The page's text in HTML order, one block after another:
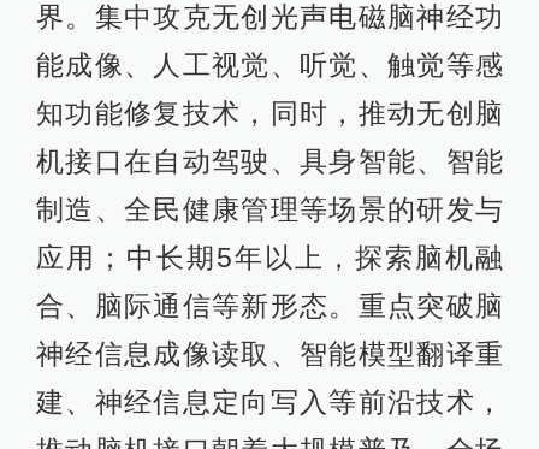
界。集中攻克无创光声电磁脑神经功
能成像、人工视觉、听觉、触觉等感
知功能修复技术，同时，推动无创脑
机接口在自动驾驶、具身智能、智能
制造、全民健康管理等场景的研发与
应用；中长期5年以上，探索脑机融
合、脑际通信等新形态。重点突破脑
神经信息成像读取、智能模型翻译重
建、神经信息定向写入等前沿技术，